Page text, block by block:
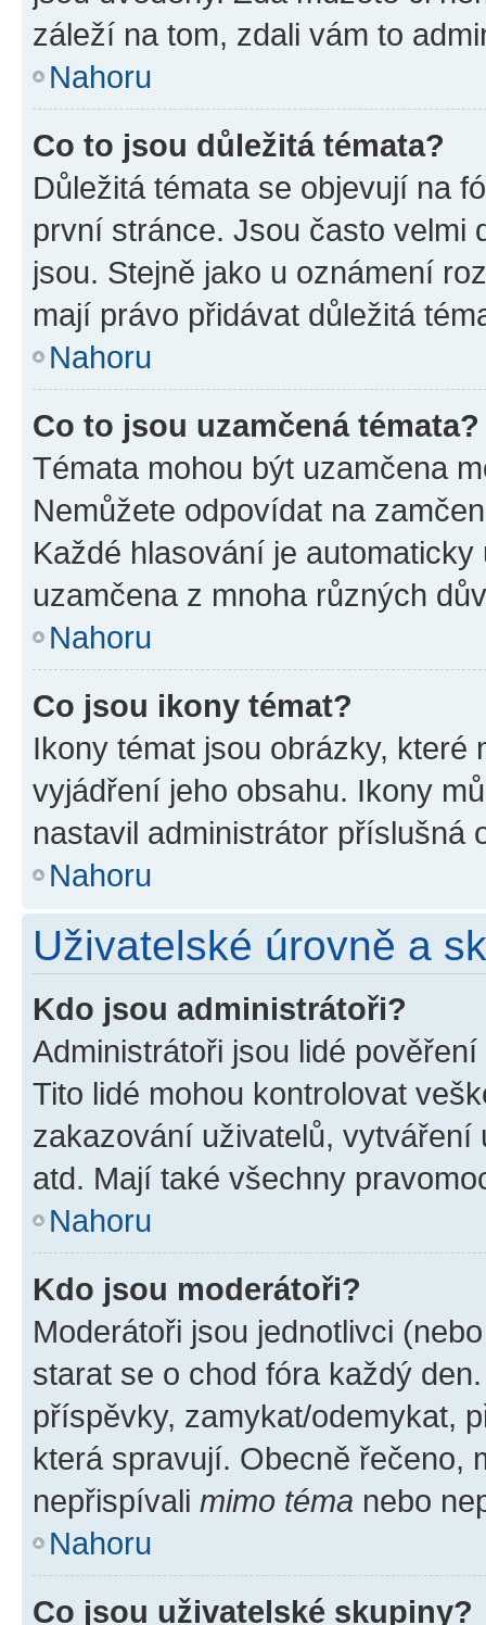
záleží na tom, zdali vám to
Nahoru
Co to jsou důležitá témata?
Důležitá témata se objevují na
první stránce. Jsou často velmi
jsou. Stejně jako u oznámení
mají právo přidávat důležitá
Nahoru
Co to jsou uzamčená témata?
Témata mohou být uzamčena
Nemůžete odpovídat na
Každé hlasování je
uzamčena z mnoha různých
Nahoru
Co jsou ikony témat?
Ikony témat jsou obrázky,
vyjádření jeho obsahu. Ikony
nastavil administrátor příslušná
Nahoru
Uživatelské úrovně a
Kdo jsou administrátoři?
Administrátoři jsou lidé
Tito lidé mohou kontrolovat
zakazování uživatelů,
atd. Mají také všechny
Nahoru
Kdo jsou moderátoři?
Moderátoři jsou jednotlivci
starat se o chod fóra každý
příspěvky, zamykat/odemykat,
která spravují. Obecně řečeno,
nepřispívali mimo téma nebo
Nahoru
Co jsou uživatelské skupiny?